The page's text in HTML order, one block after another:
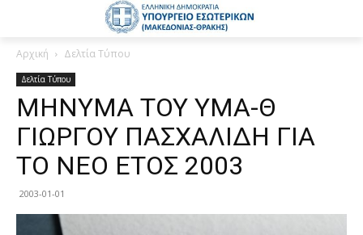
Αρχική Δελτία Τύπου
Δελτία Τύπου
ΜΗΝΥΜΑ ΤΟΥ ΥΜΑ-Θ
ΓΙΩΡΓΟΥ ΠΑΣΧΑΛΙΔΗ ΓΙΑ
ΤΟ ΝΕΟ ΕΤΟΣ 2003
2003-01-01